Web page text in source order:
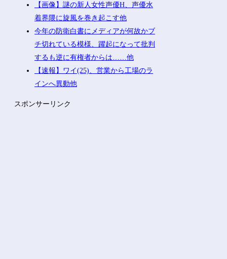
【画像】謎の新人女性声優H、声優水
着界隈に旋風を巻き起こす他
今年の防衛白書にメディアが何故かブ
チ切れている模様、躍起になって批判
するも逆に有権者からは……他
【速報】ワイ(25)、営業から工場のラ
インへ異動他
スポンサーリンク